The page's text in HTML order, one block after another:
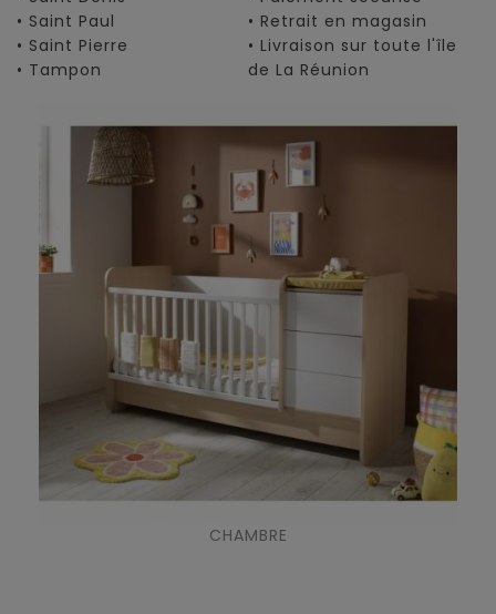
• Saint Paul
• Saint Pierre
• Tampon
• Retrait en magasin
• Livraison sur toute l'île
de La Réunion
CHAMBRE